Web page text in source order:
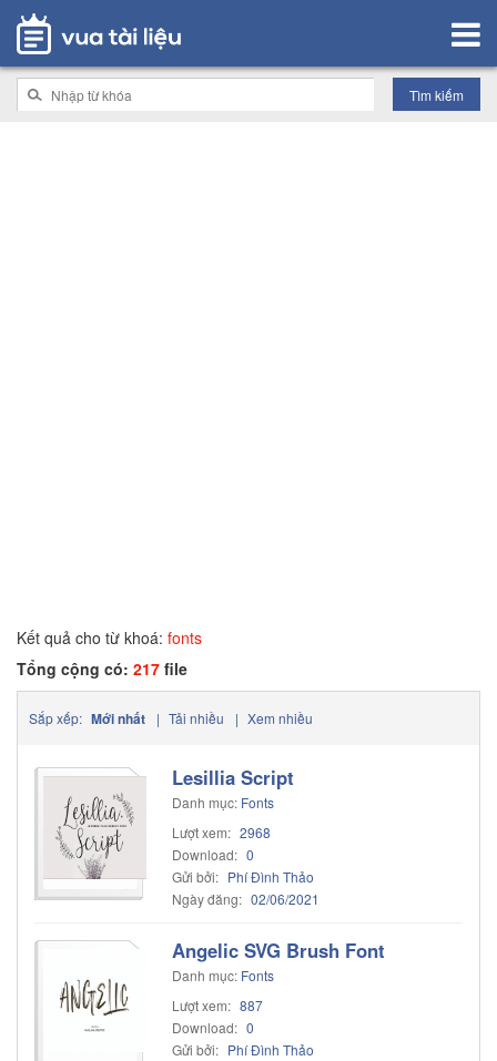
Kết quả cho từ khoá: fonts
Tổng cộng có: 217 file
Sắp xếp: Mới nhất | Tải nhiều | Xem nhiều
Lesillia Script
Danh mục: Fonts
Lượt xem: 2968
Download: 0
Gửi bởi: Phí Đình Thảo
Ngày đăng: 02/06/2021
Angelic SVG Brush Font
Danh mục: Fonts
Lượt xem: 887
Download: 0
Gửi bởi: Phí Đình Thảo